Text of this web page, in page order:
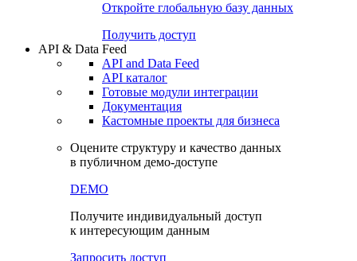
Проверка контрагента
Попробуйте7-дневный
Откройте глобальную базу данных
Получить доступ
API & Data Feed
API and Data Feed
Готовые модули интеграции
Документация
в публичном демо-доступе